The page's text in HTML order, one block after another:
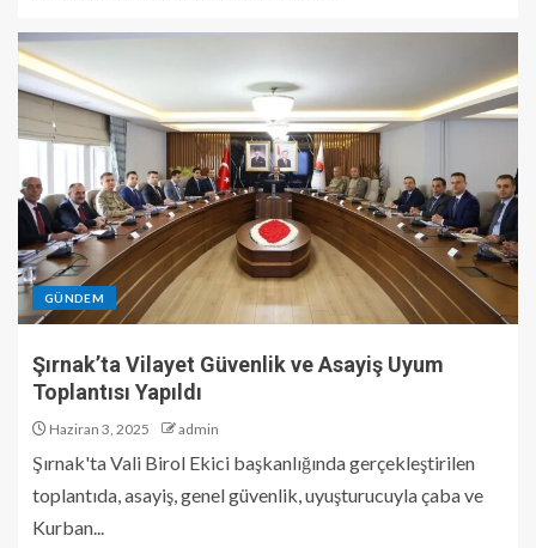
GÜNDEM
Şırnak’ta Vilayet Güvenlik ve Asayiş Uyum
Toplantısı Yapıldı
Haziran 3, 2025 admin
Şırnak'ta Vali Birol Ekici başkanlığında gerçekleştirilen
toplantıda, asayiş, genel güvenlik, uyuşturucuyla çaba ve
Kurban...